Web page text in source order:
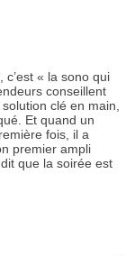
« la sono qui
conseillent
clé en main,
Et quand un
fois, il a
premier ampli
que la soirée est